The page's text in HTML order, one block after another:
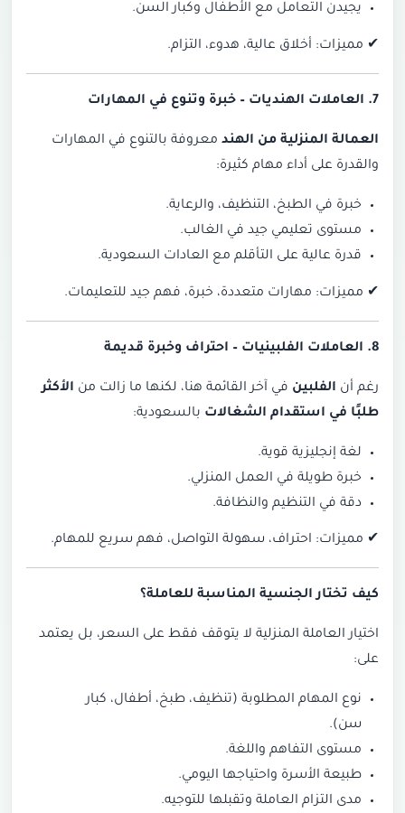
يجيدن التعامل مع الأطفال وكبار السن.
✔ مميزات: أخلاق عالية، هدوء، التزام.
7. العاملات الهنديات – خبرة وتنوع في المهارات
العمالة المنزلية من الهند معروفة بالتنوع في المهارات
والقدرة على أداء مهام كثيرة:
خبرة في الطبخ، التنظيف، والرعاية.
مستوى تعليمي جيد في الغالب.
قدرة عالية على التأقلم مع العادات السعودية.
✔ مميزات: مهارات متعددة، خبرة، فهم جيد للتعليمات.
8. العاملات الفلبينيات – احتراف وخبرة قديمة
رغم أن الفلبين في آخر القائمة هنا، لكنها ما زالت من الأكثر
طلبًا في استقدام الشغالات بالسعودية:
لغة إنجليزية قوية.
خبرة طويلة في العمل المنزلي.
دقة في التنظيم والنظافة.
✔ مميزات: احتراف، سهولة التواصل، فهم سريع للمهام.
كيف تختار الجنسية المناسبة للعاملة؟
اختيار العاملة المنزلية لا يتوقف فقط على السعر، بل يعتمد
على:
نوع المهام المطلوبة (تنظيف، طبخ، أطفال، كبار
سن).
مستوى التفاهم واللغة.
طبيعة الأسرة واحتياجها اليومي.
مدى التزام العاملة وتقبلها للتوجيه.